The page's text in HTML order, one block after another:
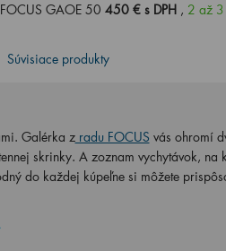
GAOE 50450 € s DPH , 2 až 3
Súvisiace produkty
Galérka zradu FOCUS vás ohromí
skrinky. A zoznam vychytávok,
do každej kúpeľne si môžete